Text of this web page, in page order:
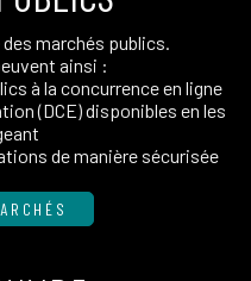
marchés publics.
ainsi :
à la concurrence en ligne
(DCE) disponibles en les
de manière sécurisée